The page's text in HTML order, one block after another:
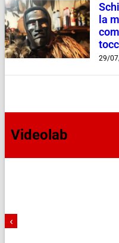
la
29/
Videolab
‹